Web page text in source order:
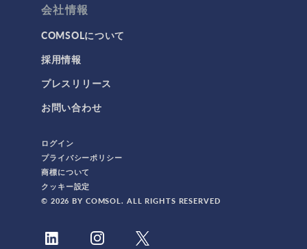
会社情報
COMSOLについて
採用情報
プレスリリース
お問い合わせ
ログイン
プライバシーポリシー
商標について
クッキー設定
© 2026 BY COMSOL. ALL RIGHTS RESERVED